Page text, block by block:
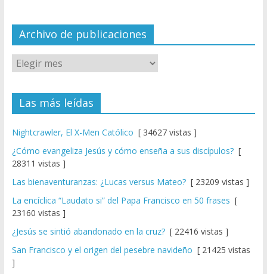
el
Archivo de publicaciones
Las más leídas
Nightcrawler, El X-Men Católico [ 34627 vistas ]
¿Cómo evangeliza Jesús y cómo enseña a sus discípulos?[
28311 vistas ]
Las bienaventuranzas: ¿Lucas versus Mateo?[ 23209 vistas ]
La encíclica “Laudato si” del Papa Francisco en 50 frases [
23160 vistas ]
¿Jesús se sintió abandonado en la cruz?[ 22416 vistas ]
San Francisco y el origen del pesebre navideño [ 21425 vistas
]